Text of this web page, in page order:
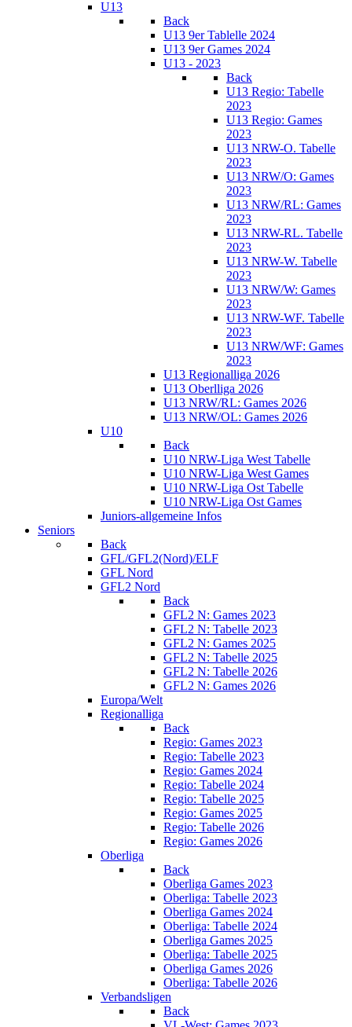
U13
Back
U13 9er Tablelle 2024
U13 9er Games 2024
U13 - 2023
Back
U13 Regio: Tabelle
2023
U13 Regio: Games
2023
U13 NRW-O. Tabelle
2023
U13 NRW/O: Games
2023
U13 NRW/RL: Games
2023
U13 NRW-RL. Tabelle
2023
U13 NRW-W. Tabelle
2023
U13 NRW/W: Games
2023
U13 NRW-WF. Tabelle
2023
U13 NRW/WF: Games
2023
U13 Regionalliga 2026
U13 Oberlliga 2026
U13 NRW/RL: Games 2026
U13 NRW/OL: Games 2026
U10
Back
U10 NRW-Liga West Tabelle
U10 NRW-Liga West Games
U10 NRW-Liga Ost Tabelle
U10 NRW-Liga Ost Games
Juniors-allgemeine Infos
Seniors
Back
GFL/GFL2(Nord)/ELF
GFL Nord
GFL2 Nord
Back
GFL2 N: Games 2023
GFL2 N: Tabelle 2023
GFL2 N: Games 2025
GFL2 N: Tabelle 2025
GFL2 N: Tabelle 2026
GFL2 N: Games 2026
Europa/Welt
Regionalliga
Back
Regio: Games 2023
Regio: Tabelle 2023
Regio: Games 2024
Regio: Tabelle 2024
Regio: Tabelle 2025
Regio: Games 2025
Regio: Tabelle 2026
Regio: Games 2026
Oberliga
Back
Oberliga Games 2023
Oberliga: Tabelle 2023
Oberliga Games 2024
Oberliga: Tabelle 2024
Oberliga Games 2025
Oberliga: Tabelle 2025
Oberliga Games 2026
Oberliga: Tabelle 2026
Verbandsligen
Back